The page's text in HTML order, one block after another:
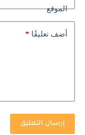
الموقع
أضف تعليقًا *
إرسال التعليق